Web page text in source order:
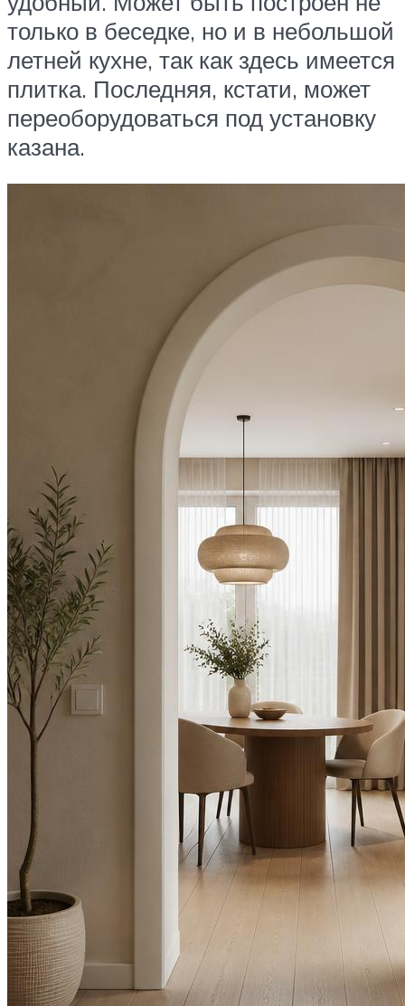
только в беседке, но и в небольшой
летней кухне, так как здесь имеется
плитка. Последняя, кстати, может
переоборудоваться под установку
казана.